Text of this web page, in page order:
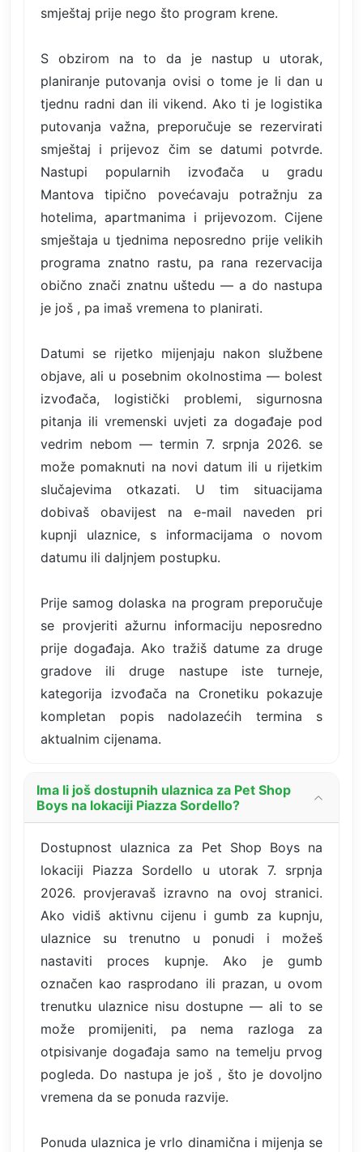
smještaj prije nego što program krene.
S obzirom na to da je nastup u utorak,
planiranje putovanja ovisi o tome je li dan u
tjednu radni dan ili vikend. Ako ti je logistika
putovanja važna, preporučuje se rezervirati
smještaj i prijevoz čim se datumi potvrde.
Nastupi popularnih izvođača u gradu
Mantova tipično povećavaju potražnju za
hotelima, apartmanima i prijevozom. Cijene
smještaja u tjednima neposredno prije velikih
programa znatno rastu, pa rana rezervacija
obično znači znatnu uštedu — a do nastupa
je još , pa imaš vremena to planirati.
Datumi se rijetko mijenjaju nakon službene
objave, ali u posebnim okolnostima — bolest
izvođača, logistički problemi, sigurnosna
pitanja ili vremenski uvjeti za događaje pod
vedrim nebom — termin 7. srpnja 2026. se
može pomaknuti na novi datum ili u rijetkim
slučajevima otkazati. U tim situacijama
dobivaš obavijest na e-mail naveden pri
kupnji ulaznice, s informacijama o novom
datumu ili daljnjem postupku.
Prije samog dolaska na program preporučuje
se provjeriti ažurnu informaciju neposredno
prije događaja. Ako tražiš datume za druge
gradove ili druge nastupe iste turneje,
kategorija izvođača na Cronetiku pokazuje
kompletan popis nadolazećih termina s
aktualnim cijenama.
Ima li još dostupnih ulaznica za Pet Shop
Boys na lokaciji Piazza Sordello?
Dostupnost ulaznica za Pet Shop Boys na
lokaciji Piazza Sordello u utorak 7. srpnja
2026. provjeravaš izravno na ovoj stranici.
Ako vidiš aktivnu cijenu i gumb za kupnju,
ulaznice su trenutno u ponudi i možeš
nastaviti proces kupnje. Ako je gumb
označen kao rasprodano ili prazan, u ovom
trenutku ulaznice nisu dostupne — ali to se
može promijeniti, pa nema razloga za
otpisivanje događaja samo na temelju prvog
pogleda. Do nastupa je još , što je dovoljno
vremena da se ponuda razvije.
Ponuda ulaznica je vrlo dinamična i mijenja se